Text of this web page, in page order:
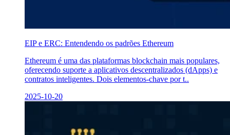
EIP e ERC: Entendendo os padrões Ethereum
Ethereum é uma das plataformas blockchain mais populares,
oferecendo suporte a aplicativos descentralizados (dApps) e
contratos inteligentes. Dois elementos-chave por t..
2025-10-20